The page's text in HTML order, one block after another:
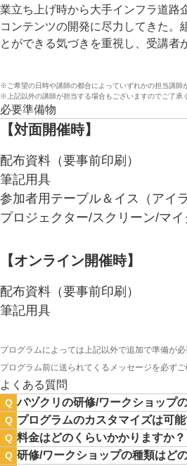
業立ち上げ時から大手インフラ道路
コンテンツの開発に尽力してきた
とができる気づきを重視し、受講者
※ご希望の日時や講師の都合によっていずれかの担当講師
※上記以外の講師が担当する場合もございますのでご了承
必要準備物
【対面開催時】
配布資料（要事前印刷）
筆記用具
参加者用テーブル＆イス（アイ
プロジェクター/スクリーン/マイ
【オンライン開催時】
配布資料（要事前印刷）
筆記用具
プログラムによっては上記以外で追加で準備が
プログラム前に送られてくるメッセージを必ず
よくある質問
Q バヅクリの研修/ワークショップ
Q プログラムのカスタマイズは可能
Q 料金はどのくらいかかりますか？
Q 研修/ワークショップの種類はど